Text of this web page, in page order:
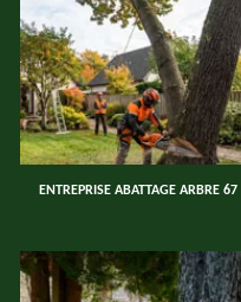
ENTREPRISE ABATTAGE ARBRE 67